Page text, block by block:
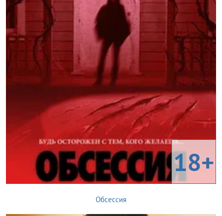
18+
Обсессия